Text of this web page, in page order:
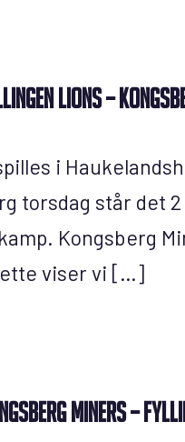
LIONS –
i
torsdag står det
Kongsberg
viser vi […]
Miners –